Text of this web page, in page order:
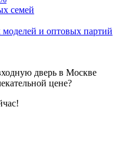
дверь в Москве
цене?